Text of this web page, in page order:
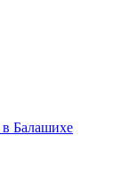
в Балашихе